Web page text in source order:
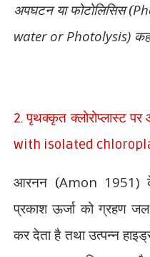
अपघटन या फोटोलिसिस (
water or Photolysis)
2.पृथक्कृत क्लोरोप्लास्ट
with isolated
आरनन (Amon 1951)
प्रकाश ऊर्जा को ग्रहण
कर देता है तथा उत्पन्न